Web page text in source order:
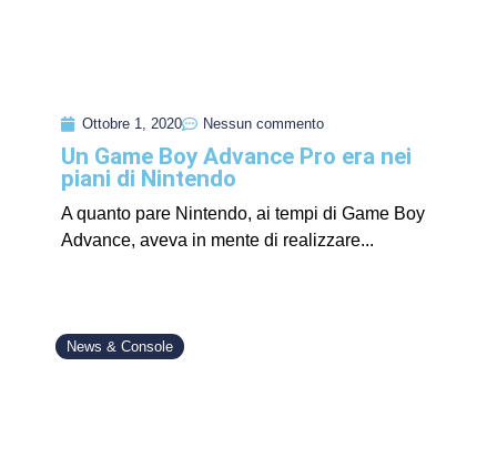
Ottobre 1, 2020 Nessun commento
Un Game Boy Advance Pro era nei
piani di Nintendo
A quanto pare Nintendo, ai tempi di Game Boy
Advance, aveva in mente di realizzare...
News & Console